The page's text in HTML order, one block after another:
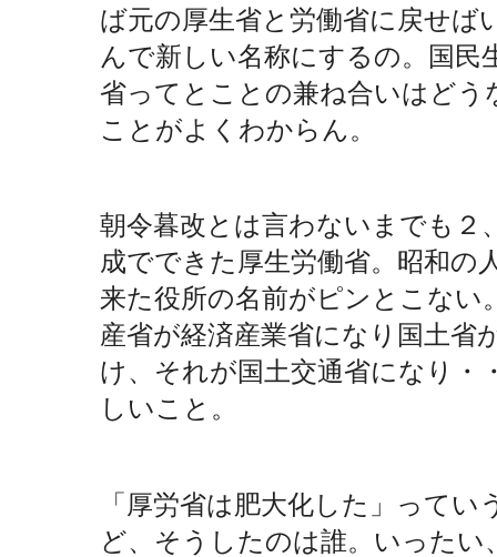
ば元の厚生省と労働省に戻せば
んで新しい名称にするの。国民
省ってとことの兼ね合いはど
ことがよくわからん。
朝令暮改とは言わないまでも２
成でできた厚生労働省。昭和の
来た役所の名前がピンとこない
産省が経済産業省になり国土省
け、それが国土交通省になり・
しいこと。
「厚労省は肥大化した」って
ど、そうしたのは誰。いったい